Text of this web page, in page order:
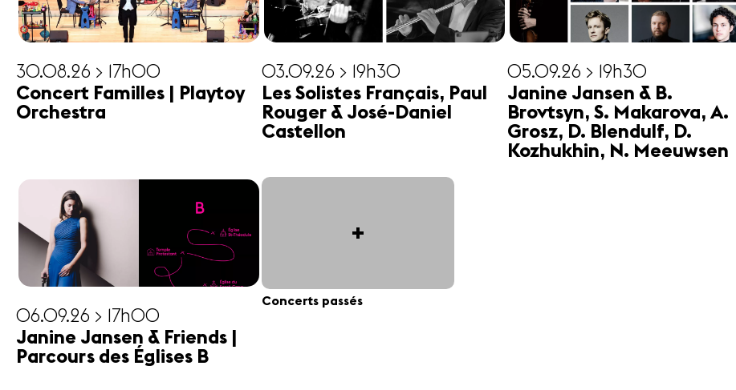
30.08.26 > 17h00
Concert Familles | Playtoy
Orchestra
03.09.26 > 19h30
Les Solistes Français, Paul
Rouger & José-Daniel
Castellon
05.09.26 > 19h30
Janine Jansen & B.
Brovtsyn, S. Makarova, A.
Grosz, D. Blendulf, D.
Kozhukhin, N. Meeuwsen
06.09.26 > 17h00
Janine Jansen & Friends |
Parcours des Églises B
+
Concerts passés